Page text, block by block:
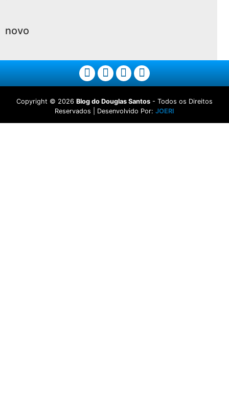
novo
Copyright © 2026 Blog do Douglas Santos - Todos os Direitos
Reservados | Desenvolvido Por: JOERI